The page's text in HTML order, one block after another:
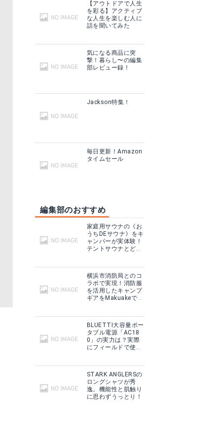
【アウトドアで人生
を彩る】アクティブ
な人生を楽しむ人に
話を聞いてみた
気になる商品に突
撃！暮らし〜の編集
部レビュー録！
Jackson特集！
毎日更新！Amazon
タイムセール
編集部のおすすめ
家庭用サウナの《お
うちDEサウナ》をキ
ャンパーが実体験！
テントサウナとどこ
横浜市消防局とのコ
ラボで実現！消防服
を活用したキャンプ
ギアをMakuakeで予
BLUETTI大容量ポー
タブル電源「AC18
0」の実力は？実際
にフィールドで使用
STARK ANGLERSの
ロングシャツが秀
逸。機能性と肌触り
に思わずうっとり！